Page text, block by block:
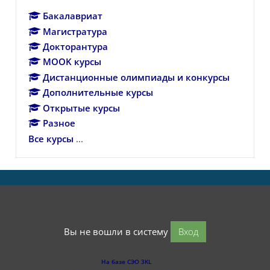
Бакалавриат
Магистратура
Докторантура
MOOK курсы
Дистанционные олимпиады и конкурсы
Дополнительные курсы
Открытые курсы
Разное
Все курсы ...
Вы не вошли в систему Вход
На базе СЭО 3KL